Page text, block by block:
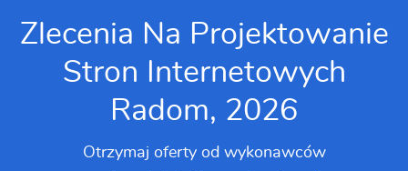
Zlecenia Na Projektowanie
Stron Internetowych
Radom, 2026
Otrzymaj oferty od wykonawców